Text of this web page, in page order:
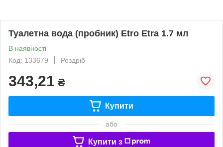
Туалетна вода (пробник) Etro Etra 1.7 мл
В наявності
Код: 133679
Роздріб
343,21 ₴
Купити
або
Купити з